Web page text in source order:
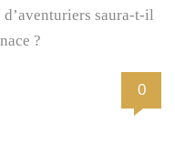
saura-t-il
?
0